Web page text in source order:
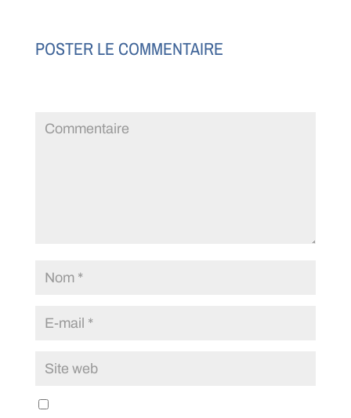
POSTER LE COMMENTAIRE